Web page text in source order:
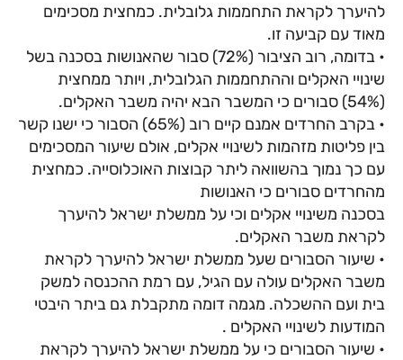
להיערך לקראת התחממות גלובלית. כמחצית מסכימים
מאוד עם קביעה זו.
• בדומה, רוב הציבור (72%) סבור שהאנושות בסכנה בשל
שינויי האקלים וההתחממות הגלובלית, ויותר ממחצית
(54%) סבורים כי המשבר הבא יהיה משבר האקלים.
• בקרב החרדים אמנם קיים רוב (65%) הסבור כי ישנו קשר
בין פליטות מזהמות לשינויי אקלים, אולם שיעור המסכימים
עם כך נמוך בהשוואה ליתר קבוצות האוכלוסייה. כמחצית
מהחרדים סבורים כי האנושות
בסכנה משינויי אקלים וכי על ממשלת ישראל להיערך
לקראת משבר האקלים.
• שיעור הסבורים שעל ממשלת ישראל להיערך לקראת
משבר האקלים עולה עם הגיל, עם רמת ההכנסה למשק
בית ועם ההשכלה. מגמה דומה מתקבלת גם ביתר היבטי
המודעות לשינויי האקלים .
• שיעור הסבורים כי על ממשלת ישראל להיערך לקראת